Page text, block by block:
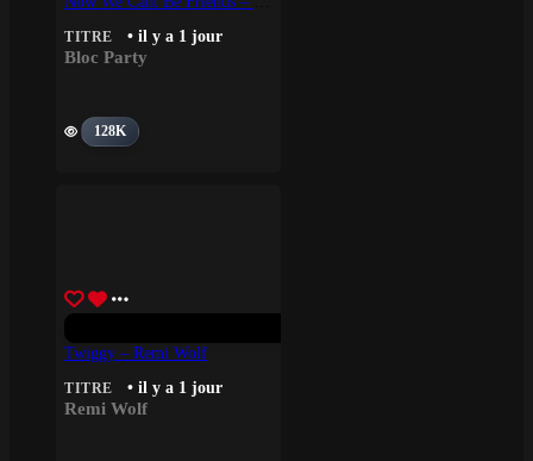
TITRE • il y a 1 jour
Bloc Party
128K
Twiggy – Remi Wolf
TITRE • il y a 1 jour
Remi Wolf